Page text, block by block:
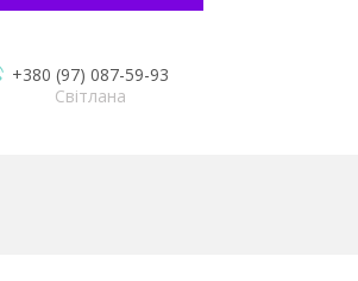
+380 (97) 087-59-93
Світлана